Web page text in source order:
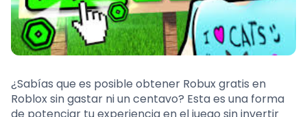
¿Sabías que es posible obtener Robux gratis en
Roblox sin gastar ni un centavo? Esta es una forma
de potenciar tu experiencia en el juego sin invertir